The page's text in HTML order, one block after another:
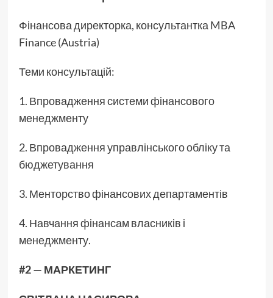
Фінансова директорка, консультантка MBA
Finance (Austria)
Теми консультацій:
1. Впровадження системи фінансового
менеджменту
2. Впровадження управлінського обліку та
бюджетування
3. Менторство фінансових департаментів
4. Навчання фінансам власників і
менеджменту.
#2 — МАРКЕТИНГ